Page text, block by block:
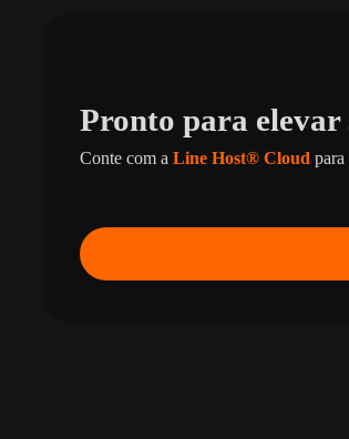
Pronto para
Conte com a Line Host® Cloud para